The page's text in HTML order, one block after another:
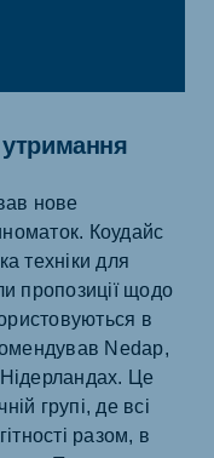
утримання
нове
Коудайс
техніки для
пропозиції щодо
в
Nedap,
Це
групі, де всі
разом, в